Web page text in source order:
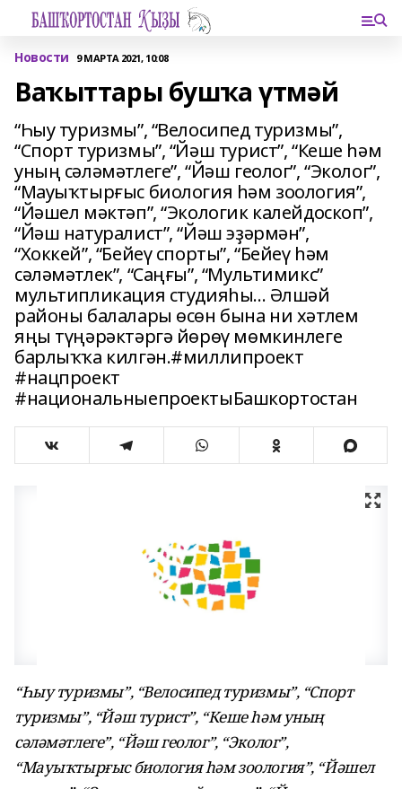
Новости 9 МАРТА 2021, 10:08
Ваҡыттары бушҡа үтмәй
“Һыу туризмы”, “Велосипед туризмы”,
“Спорт туризмы”, “Йәш турист”, “Кеше һәм
уның сәләмәтлеге”, “Йәш геолог”, “Эколог”,
“Мауыҡтырғыс биология һәм зоология”,
“Йәшел мәктәп”, “Экологик калейдоскоп”,
“Йәш натуралист”, “Йәш эҙәрмән”,
“Хоккей”, “Бейеү спорты”, “Бейеү һәм
сәләмәтлек”, “Саңғы”, “Мультимикс”
мультипликация студияһы... Әлшәй
районы балалары өсөн бына ни хәтлем
яңы түңәрәктәргә йөрөү мөмкинлеге
барлыҡҡа килгән.#миллипроект
#нацпроект
#национальныепроектыБашкортостан
“Һыу туризмы”, “Велосипед туризмы”, “Спорт
туризмы”, “Йәш турист”, “Кеше һәм уның
сәләмәтлеге”, “Йәш геолог”, “Эколог”,
“Мауыҡтырғыс биология һәм зоология”, “Йәшел